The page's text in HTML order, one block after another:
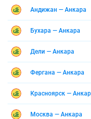
Андижан — Анкара
Бухара — Анкара
Дели — Анкара
Фергана — Анкара
Красноярск —
Москва — Анкара